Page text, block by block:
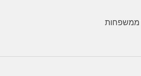
ממשפחות